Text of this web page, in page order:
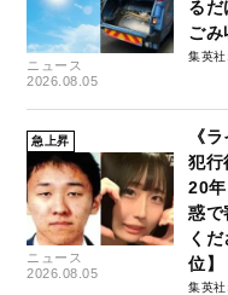
ニュース
2026.08.05
るだ
ごみ
集英
急上昇
ニュース
2026.08.05
《
犯行
20
惑で
く
位
集英